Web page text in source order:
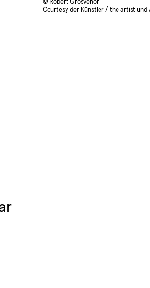
Courtesy der Künstler / the artist und